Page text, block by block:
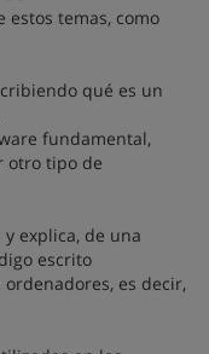
temas, como
qué es un
fundamental,
otro tipo de
explica, de una
escrito
es decir,